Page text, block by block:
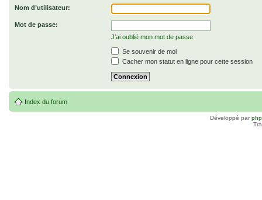
Nom d’utilisateur:
Mot de passe:
J’ai oublié mon mot de passe
Se souvenir de moi
Cacher mon statut en ligne pour cette session
Index du forum
Développé par